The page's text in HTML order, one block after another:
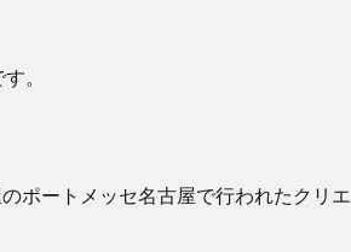
。
ポートメッセ名古屋で行われたクリ